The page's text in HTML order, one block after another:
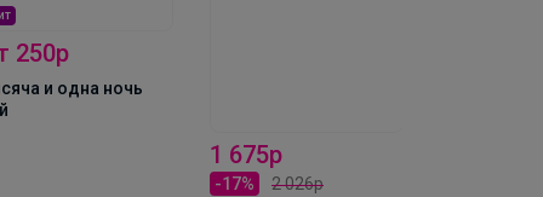
250р
и одна ночь
1 675р
-17%
2 026р